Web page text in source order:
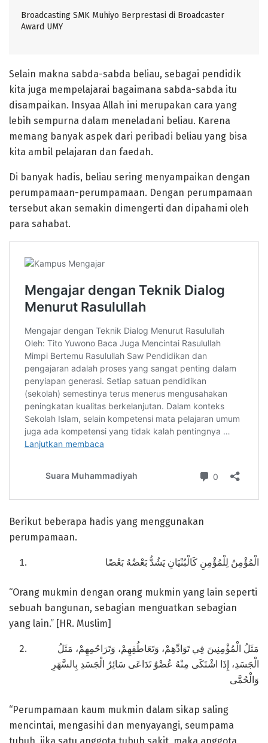
Broadcasting SMK Muhiyo Berprestasi di Broadcaster
Award UMY
Selain makna sabda-sabda beliau, sebagai pendidik
kita juga mempelajarai bagaimana sabda-sabda itu
disampaikan. Insyaa Allah ini merupakan cara yang
lebih sempurna dalam meneladani beliau. Karena
memang banyak aspek dari peribadi beliau yang bisa
kita ambil pelajaran dan faedah.
Di banyak hadis, beliau sering menyampaikan dengan
perumpamaan-perumpamaan. Dengan perumpamaan
tersebut akan semakin dimengerti dan dipahami oleh
para sahabat.
Berikut beberapa hadis yang menggunakan
perumpamaan.
الْمُؤْمِنُ لِلْمُؤْمِنِ كَالْبُنْيَانِ يَشُدُّ بَعْضُهُ بَعْضًا
“Orang mukmin dengan orang mukmin yang lain seperti
sebuah bangunan, sebagian menguatkan sebagian
yang lain.” [HR. Muslim]
مَثَلُ الْمُؤْمِنِينَ فِي تَوَادِّهِمْ، وَتَعَاطُفِهِمْ، وَتَرَاحُمِهِمْ، مَثَلُ
الْجَسَدِ، إِذَا اشْتَكَى مِنْهُ عُضْوٌ تَدَاعَى سَائِرُ الْجَسَدِ بِالسَّهَرِ
وَالْحُمَّى
“Perumpamaan kaum mukmin dalam sikap saling
mencintai, mengasihi dan menyayangi, seumpama